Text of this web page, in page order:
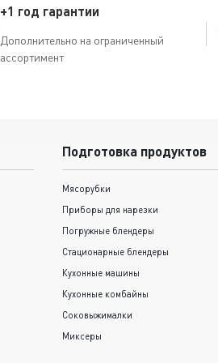
+1 год гарантии
Дополнительно на ограниченный
ассортимент
Подготовка продуктов
Мясорубки
Приборы для нарезки
Погружные блендеры
Стационарные блендеры
Кухонные машины
Кухонные комбайны
Соковыжималки
Миксеры